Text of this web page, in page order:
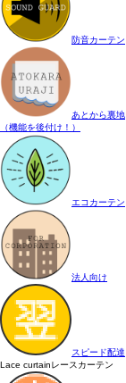
防音カーテン
あとから裏地
（機能を後付け！）
エコカーテン
法人向け
スピード配達
Lace curtainレースカーテン